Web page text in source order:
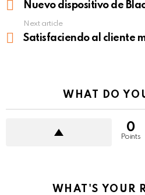
moreNuevo dispositivo de
Next article
Satisfaciendo al cliente
WHAT DO
0
Points
WHAT'S YOUR